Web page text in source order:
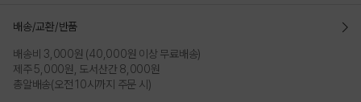
배송/교환/반품
배송비 3,000원 (40,000원 이상 무료배송)
제주 5,000원, 도서산간 8,000원
총알배송(오전 10시까지 주문 시)